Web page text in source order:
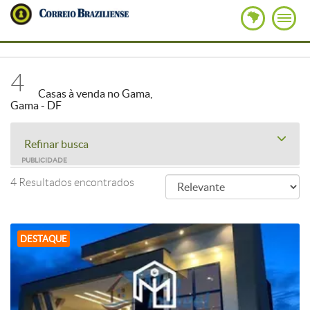
4
Casas à venda no Gama,
Gama - DF
Refinar busca
PUBLICIDADE
4 Resultados encontrados
DESTAQUE